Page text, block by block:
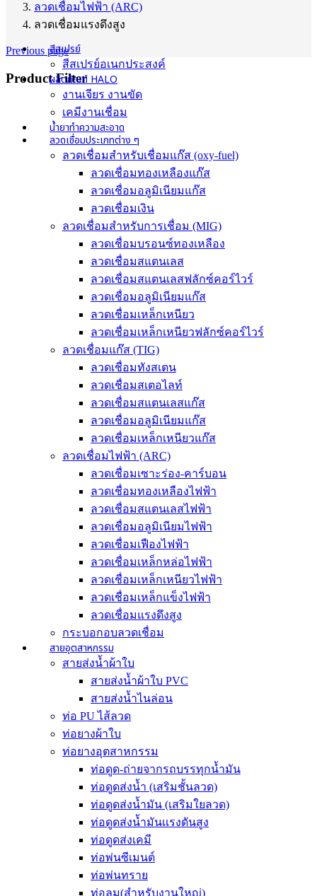
ลวดเชื่อมไฟฟ้า (ARC)
ลวดเชื่อมแรงดึงสูง
Previous page
Product Filter
สีสเปรย์
สีสเปรย์อเนกประสงค์
ผลิตภัณฑ์ HALO
งานเจียร งานขัด
เคมีงานเชื่อม
น้ำยาทำความสะอาด
ลวดเชื่อมประเภทต่าง ๆ
ลวดเชื่อมสำหรับเชื่อมแก๊ส (oxy-fuel)
ลวดเชื่อมทองเหลืองแก๊ส
ลวดเชื่อมอลูมิเนียมแก๊ส
ลวดเชื่อมเงิน
ลวดเชื่อมสำหรับการเชื่อม (MIG)
ลวดเชื่อมบรอนซ์ทองเหลือง
ลวดเชื่อมสแตนเลส
ลวดเชื่อมสแตนเลสฟลักซ์คอร์ไวร์
ลวดเชื่อมอลูมิเนียมแก๊ส
ลวดเชื่อมเหล็กเหนียว
ลวดเชื่อมเหล็กเหนียวฟลักซ์คอร์ไวร์
ลวดเชื่อมแก๊ส (TIG)
ลวดเชื่อมทังสเตน
ลวดเชื่อมสเตอไลท์
ลวดเชื่อมสแตนเลสแก๊ส
ลวดเชื่อมอลูมิเนียมแก๊ส
ลวดเชื่อมเหล็กเหนียวแก๊ส
ลวดเชื่อมไฟฟ้า (ARC)
ลวดเชื่อมเซาะร่อง-คาร์บอน
ลวดเชื่อมทองเหลืองไฟฟ้า
ลวดเชื่อมสแตนเลสไฟฟ้า
ลวดเชื่อมอลูมิเนียมไฟฟ้า
ลวดเชื่อมเฟืองไฟฟ้า
ลวดเชื่อมเหล็กหล่อไฟฟ้า
ลวดเชื่อมเหล็กเหนียวไฟฟ้า
ลวดเชื่อมเหล็กแข็งไฟฟ้า
ลวดเชื่อมแรงดึงสูง
กระบอกอบลวดเชื่อม
สายอุตสาหกรรม
สายส่งน้ำผ้าใบ
สายส่งน้ำผ้าใบ PVC
สายส่งน้ำไนล่อน
ท่อ PU ไส้ลวด
ท่อยางผ้าใบ
ท่อยางอุตสาหกรรม
ท่อดูด-ถ่ายจากรถบรรทุกน้ำมัน
ท่อดูดส่งน้ำ (เสริมชั้นลวด)
ท่อดูดส่งน้ำมัน (เสริมใยลวด)
ท่อดูดส่งน้ำมันเเรงดันสูง
ท่อดูดส่งเคมี
ท่อพ่นซีเมนต์
ท่อพ่นทราย
ท่อลม(สำหรับงานใหญ่)